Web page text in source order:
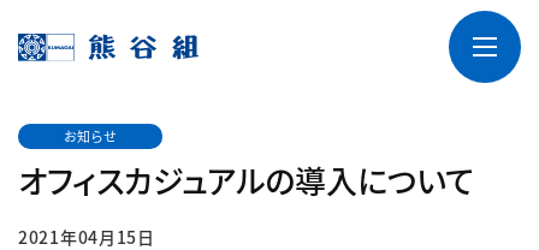
お知らせ
オフィスカジュアルの導入について
2021年04月15日